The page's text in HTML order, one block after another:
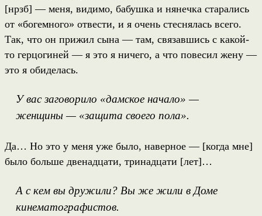
[нрзб] — меня, видимо, бабушка и нянечка старались
от «богемного» отвести, и я очень стеснялась всего.
Так, что он прижил сына — там, связавшись с какой-
то герцогиней — я это я ничего, а что повесил жену —
это я обиделась.
У вас заговорило «дамское начало» —
женщины — «защита своего пола».
Да… Но это у меня уже было, наверное — [когда мне]
было больше двенадцати, тринадцати [лет]…
А с кем вы дружили? Вы же жили в Доме
кинематографистов.